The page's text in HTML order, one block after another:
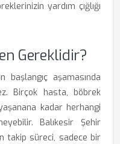
yardım çığlığı
Gereklidir?
aşamasında
Birçok hasta, böbrek
kadar herhangi
Balıkesir Şehir
takip süreci, sadece bir